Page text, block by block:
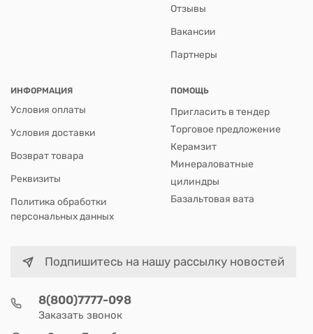
Отзывы
Вакансии
Партнеры
ИНФОРМАЦИЯ
Условия оплаты
Условия доставки
Возврат товара
Реквизиты
Политика обработки
персональных данных
ПОМОЩЬ
Пригласить в тендер
Торговое предложение
Керамзит
Минераловатные
цилиндры
Базальтовая вата
Подпишитесь на нашу рассылку новостей
8(800)7777-098
Заказать звонок